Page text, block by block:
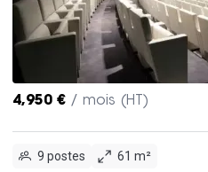
4,950 € / mois (HT)
9 postes
61 m²